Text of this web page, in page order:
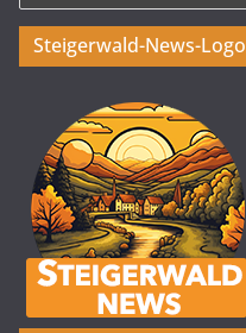
Steigerwald-News-Logo